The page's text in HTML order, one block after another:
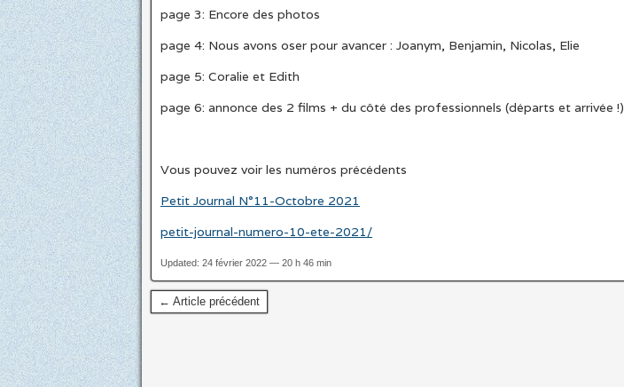
page 3: Encore des photos
page 4: Nous avons oser pour avancer : Joanym, Benjamin, Nicolas, Elie
page 5: Coralie et Edith
page 6: annonce des 2 films + du côté des professionnels (départs et arrivée !)
Vous pouvez voir les numéros précédents
Petit Journal N°11-Octobre 2021
petit-journal-numero-10-ete-2021/
Updated: 24 février 2022 — 20 h 46 min
← Article précédent